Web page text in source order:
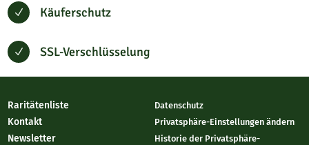
N Käuferschutz
N SSL-Verschlüsselung
Raritätenliste
Kontakt
Newsletter
Datenschutz
Privatsphäre-Einstellungen ändern
Historie der Privatsphäre-